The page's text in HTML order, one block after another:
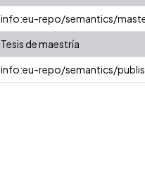
info:eu-repo/semantics/
Tesis de maestría
info:eu-repo/semantics/